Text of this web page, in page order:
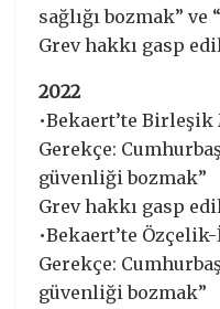
sağlığı bozmak”
Grev hakkı gasp
2022
•Bekaert’te
Gerekçe:
güvenliği bozmak”
Grev hakkı gasp
•Bekaert’te
Gerekçe:
güvenliği bozmak”